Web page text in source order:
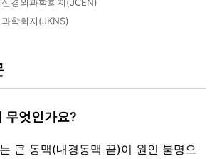
학회지(JKNS)
무엇인가요?
큰 동맥(내경동맥 끝)이 원인 불명으